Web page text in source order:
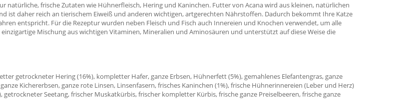
frische Zutaten wie Hühnerfleisch, Hering und Kaninchen. Futter von Acana wird aus kleinen, natürlichen
ist daher reich an tierischem Eiweiß und anderen wichtigen, artgerechten Nährstoffen. Dadurch bekommt Ihre Katze
entspricht. Für die Rezeptur wurden neben Fleisch und Fisch auch Innereien und Knochen verwendet, um alle
Mischung aus wichtigen Vitaminen, Mineralien und Aminosäuren und unterstützt auf diese Weise die
getrockneter Hering (16%), kompletter Hafer, ganze Erbsen, Hühnerfett (5%), gemahlenes Elefantengras, ganze
Kichererbsen, ganze rote Linsen, Linsenfasern, frisches Kaninchen (1%), frische Hühnerinnereien (Leber und Herz)
Seetang, frischer Muskatkürbis, frischer kompletter Kürbis, frische ganze Preiselbeeren, frische ganze